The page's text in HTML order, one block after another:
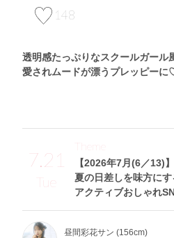
148
透明感たっぷりなスクールガール
愛されムードが漂うプレッピーに
7.21
Tue
【2026年7月(6／13)】
夏の日差しを味方にす
アクティブおしゃれ
Theme
昼間彩花サン (156cm)